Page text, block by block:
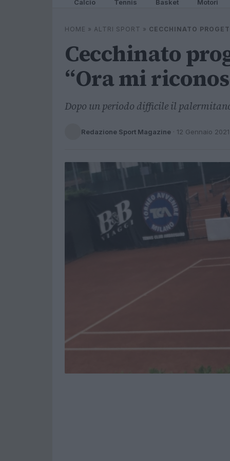
Calcio Tennis Basket Motori
HOME » ALTRI SPORT » CECCHINATO
Cecchinato
“Ora mi
Dopo un periodo difficile il
Redazione Sport Magazine · 12 Gennaio 2021